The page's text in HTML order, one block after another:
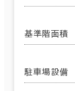
基準階面積
駐車場設備